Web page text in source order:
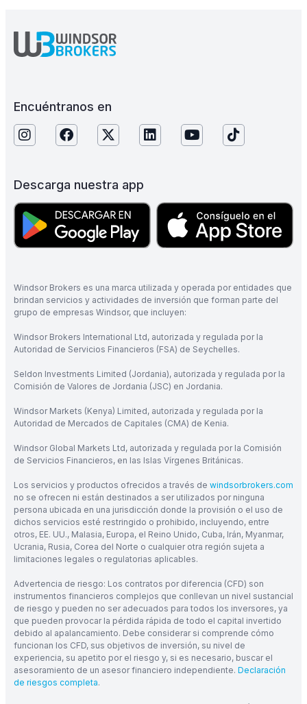
Encuéntranos en
Descarga nuestra app
Windsor Brokers es una marca utilizada y operada por entidades que
brindan servicios y actividades de inversión que forman parte del
grupo de empresas Windsor, que incluyen:
Windsor Brokers International Ltd, autorizada y regulada por la
Autoridad de Servicios Financieros (FSA) de Seychelles.
Seldon Investments Limited (Jordania), autorizada y regulada por la
Comisión de Valores de Jordania (JSC) en Jordania.
Windsor Markets (Kenya) Limited, autorizada y regulada por la
Autoridad de Mercados de Capitales (CMA) de Kenia.
Windsor Global Markets Ltd, autorizada y regulada por la Comisión
de Servicios Financieros, en las Islas Vírgenes Británicas.
Los servicios y productos ofrecidos a través de windsorbrokers.com
no se ofrecen ni están destinados a ser utilizados por ninguna
persona ubicada en una jurisdicción donde la provisión o el uso de
dichos servicios esté restringido o prohibido, incluyendo, entre
otros, EE. UU., Malasia, Europa, el Reino Unido, Cuba, Irán, Myanmar,
Ucrania, Rusia, Corea del Norte o cualquier otra región sujeta a
limitaciones legales o regulatorias aplicables.
Advertencia de riesgo: Los contratos por diferencia (CFD) son
instrumentos financieros complejos que conllevan un nivel sustancial
de riesgo y pueden no ser adecuados para todos los inversores, ya
que pueden provocar la pérdida rápida de todo el capital invertido
debido al apalancamiento. Debe considerar si comprende cómo
funcionan los CFD, sus objetivos de inversión, su nivel de
experiencia, su apetito por el riesgo y, si es necesario, buscar el
asesoramiento de un asesor financiero independiente. Declaración
de riesgos completa.